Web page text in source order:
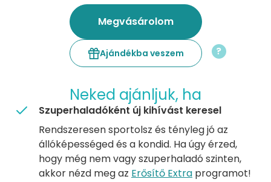
Megvásárolom
Ajándékba veszem ?
Neked ajánljuk, ha
Szuperhaladóként új kihívást keresel
Rendszeresen sportolsz és tényleg jó az
állóképességed és a kondid. Ha úgy érzed,
hogy még nem vagy szuperhaladó szinten,
akkor nézd meg az Erősítő Extra programot!